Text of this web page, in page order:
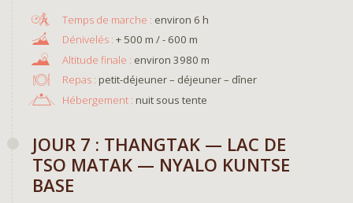
environ 6 h
+ 500 m / - 600 m
environ 3980 m
Repas : petit-déjeuner – déjeuner – dîner
Hébergement : nuit sous tente
JOUR 7 : THANGTAK — LAC DE
TSO MATAK — NYALO KUNTSE
BASE